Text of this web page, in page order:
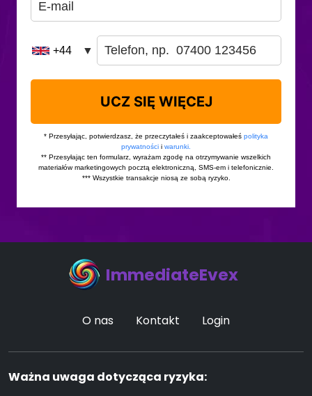
ImmediateEvex
O nas Kontakt Login
Ważna uwaga dotycząca ryzyka: